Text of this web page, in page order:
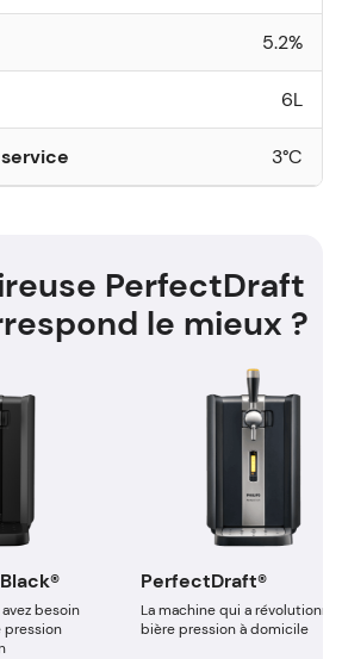
5.2%
6L
3°C
PerfectDraft
le mieux ?
besoin
pression
PerfectDraft®
La machine qui a révolutionné
bière pression à domicile